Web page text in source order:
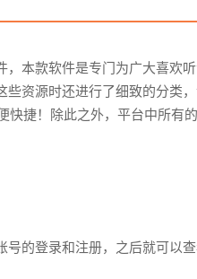
本款软件是专门为广大喜欢
资源时还进行了细致的分类
捷！除此之外，平台中所有
的登录和注册，之后就可以